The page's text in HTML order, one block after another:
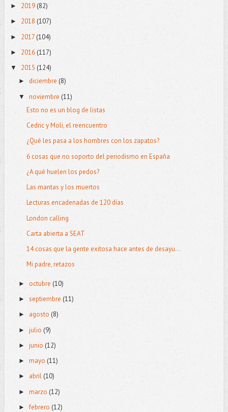
► 2019 (82)
► 2018 (107)
► 2017(104)
► 2016(117)
▼ 2015 (124)
► diciembre (8)
▼ noviembre (11)
Esto no es un blog de listas
Cedric y Moli, el reencuentro
¿Qué les pasa a los hombres con los zapatos?
6 cosas que no soporto del periodismo en España
¿A qué huelen los pedos?
Las mantas y los muertos
Lecturas encadenadas de 120 días
London calling
Carta abierta a SEAT
14 cosas que la gente exitosa hace antes de desayu...
Mi padre, retazos
► octubre (10)
► septiembre (11)
► agosto (8)
► julio (9)
► junio (12)
► mayo(11)
► abril(10)
► marzo (12)
►febrero (12)